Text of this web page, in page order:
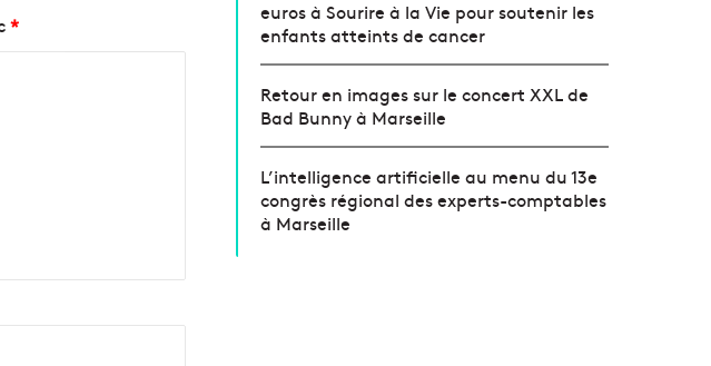
*
euros à Sourire à la Vie pour soutenir les
enfants atteints de cancer
Retour en images sur le concert XXL de
Bad Bunny à Marseille
L’intelligence artificielle au menu du 13e
congrès régional des experts-comptables
à Marseille